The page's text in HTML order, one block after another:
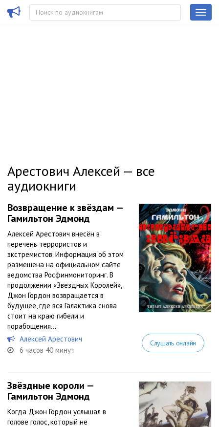
Арестович Алексей — все
аудиокниги
Возвращение к звёздам —
Гамильтон Эдмонд
Алексей Арестович внесён в
перечень террористов и
экстремистов. Информация об этом
размещена на официальном сайте
ведомства Росфинмониторинг. В
продолжении «Звездных Королей»,
Джон Гордон возвращается в
будущее, где вся Галактика снова
стоит на краю гибели и
порабощения…
Алексей Арестович
6 часов 40 минут
Слушать онлайн
Звёздные короли —
Гамильтон Эдмонд
Когда Джон Гордон услышал в
голове голос, который не